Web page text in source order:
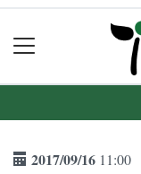
2017/09/16 11:00